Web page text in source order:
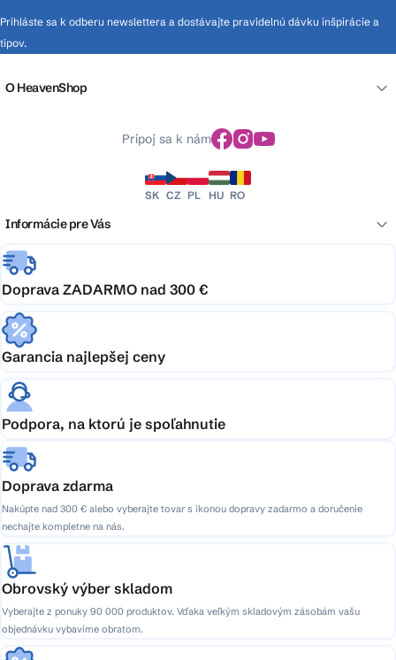
Prihláste sa k odberu newslettera a dostávajte pravidelnú dávku inšpirácie a
tipov.
O HeavenShop
Pripoj sa k nám
SK CZ PL HU RO
Informácie pre Vás
Doprava ZADARMO nad 300 €
Garancia najlepšej ceny
Podpora, na ktorú je spoľahnutie
Doprava zdarma
Nakúpte nad 300 € alebo vyberajte tovar s ikonou dopravy zadarmo a doručenie
nechajte kompletne na nás.
Obrovský výber skladom
Vyberajte z ponuky 90 000 produktov. Vďaka veľkým skladovým zásobám vašu
objednávku vybavíme obratom.